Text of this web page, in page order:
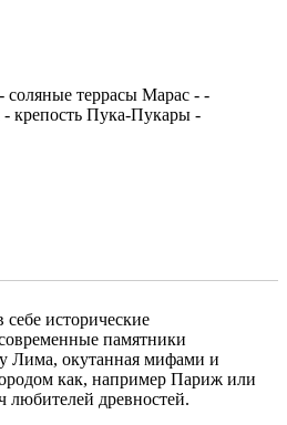
террасы Марас - -
Пука-Пукары -
исторические
памятники
Лима, окутанная мифами и
как, например Париж или
древностей.